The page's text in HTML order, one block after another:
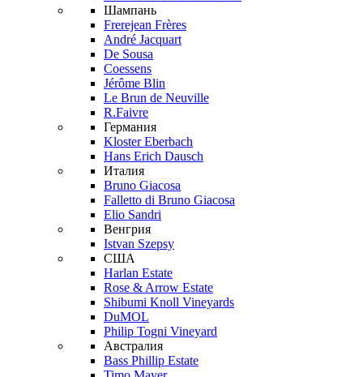
Шампань
Frerejean Frères
André Jacquart
De Sousa
Coessens
Jérôme Blin
Le Brun de Neuville
R.Faivre
Германия
Kloster Eberbach
Hans Erich Dausch
Италия
Bruno Giacosa
Falletto di Bruno Giacosa
Elio Sandri
Венгрия
Istvan Szepsy
США
Harlan Estate
Rose & Arrow Estate
Shibumi Knoll Vineyards
DuMOL
Philip Togni Vineyard
Австралия
Bass Phillip Estate